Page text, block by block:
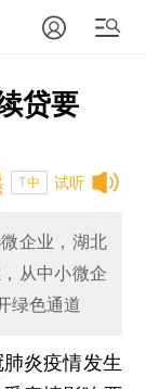
贷要
试听
T中
企业，湖北
从中小微企
绿色通道
肺炎疫情发生